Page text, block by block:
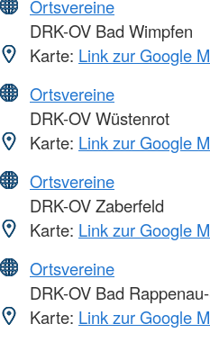
Ortsvereine
DRK-OV Bad Wimpfen
Karte: Link zur Google
Ortsvereine
DRK-OV Wüstenrot
Karte: Link zur Google
Ortsvereine
DRK-OV Zaberfeld
Karte: Link zur Google
Ortsvereine
DRK-OV Bad
Karte: Link zur Google